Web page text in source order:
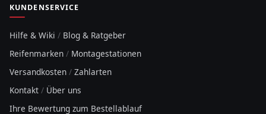
KUNDENSERVICE
Hilfe & Wiki / Blog & Ratgeber
Reifenmarken / Montagestationen
Versandkosten / Zahlarten
Kontakt / Über uns
Ihre Bewertung zum Bestellablauf